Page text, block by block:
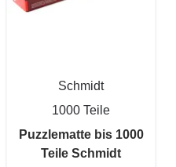
Schmidt
1000 Teile
Puzzlematte bis 1000
Teile Schmidt